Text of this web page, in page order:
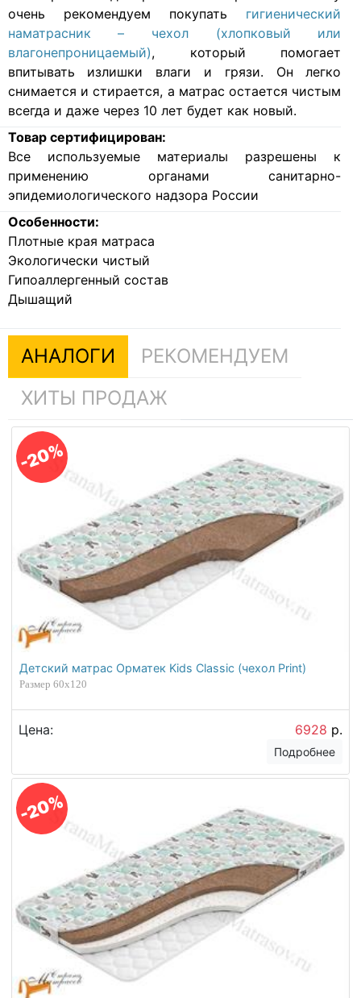
очень рекомендуем покупать гигиенический
наматрасник – чехол (хлопковый или
влагонепроницаемый), который помогает
впитывать излишки влаги и грязи. Он легко
снимается и стирается, а матрас остается чистым
всегда и даже через 10 лет будет как новый.
Товар сертифицирован:
Все используемые материалы разрешены к
применению органами санитарно-
эпидемиологического надзора России
Особенности:
Плотные края матраса
Экологически чистый
Гипоаллергенный состав
Дышащий
АНАЛОГИ
РЕКОМЕНДУЕМ
ХИТЫ ПРОДАЖ
-20%
Детский матрас Орматек Kids Classic (чехол Print)
Размер 60х120
Цена: 6928 р.
Подробнее
-20%